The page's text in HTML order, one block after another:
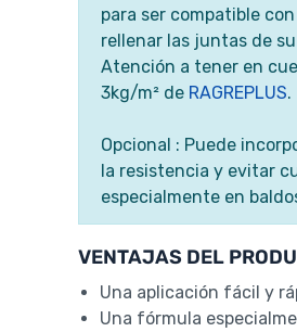
para ser compatible
rellenar las juntas de
Atención a tener en
3kg/m² de RAGREPLUS.
Opcional : Puede
la resistencia y evitar
especialmente en
VENTAJAS DEL
Una aplicación fácil y
Una fórmula